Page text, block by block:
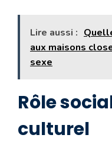
Lire aussi :
aux maisons
sexe
Rôle
culturel